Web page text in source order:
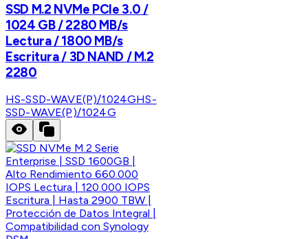
SSD M.2 NVMe PCIe 3.0 /
1024 GB / 2280 MB/s
Lectura / 1800 MB/s
Escritura / 3D NAND / M.2
2280
HS-SSD-WAVE(P)/1024GHS-
SSD-WAVE(P)/1024G